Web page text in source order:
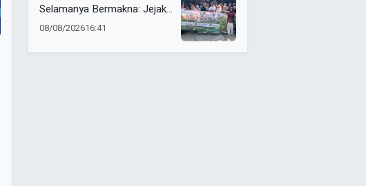
Selamanya Bermakna: Jejak
KKN Umsura di Wonorejo
08/08/202616:41